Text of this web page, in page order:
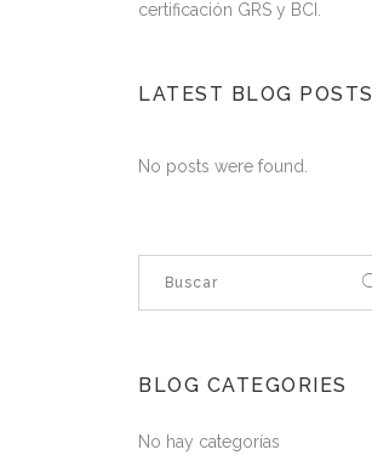
certificación GRS y BCI.
LATEST BLOG POSTS
No posts were found.
BLOG CATEGORIES
No hay categorías